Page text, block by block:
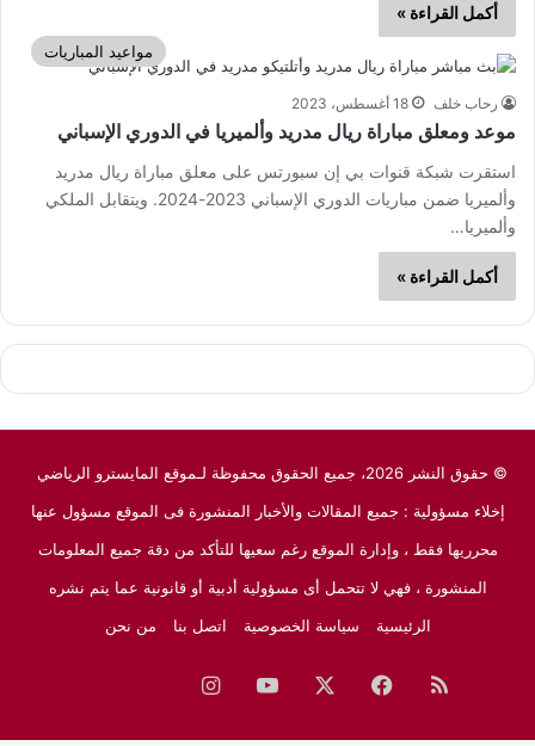
أكمل القراءة »
مواعيد المباريات
رحاب خلف 18 أغسطس، 2023
موعد ومعلق مباراة ريال مدريد وألميريا في الدوري الإسباني
استقرت شبكة قنوات بي إن سبورتس على معلق مباراة ريال مدريد
وألميريا ضمن مباريات الدوري الإسباني 2023-2024. ويتقابل الملكي
وألميريا…
أكمل القراءة »
© حقوق النشر 2026، جميع الحقوق محفوظة لـموقع المايسترو الرياضي
إخلاء مسؤولية : جميع المقالات والأخبار المنشورة فى الموقع مسؤول عنها
محرريها فقط ، وإدارة الموقع رغم سعيها للتأكد من دقة جميع المعلومات
المنشورة ، فهي لا تتحمل أى مسؤولية أدبية أو قانونية عما يتم نشره
الرئيسية
سياسة الخصوصية اتصل بنا من نحن
ملخص
الموقع
فيسبوك ‫YouTubeانستقرام